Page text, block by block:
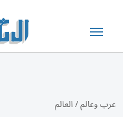
عرب وعالم/العالم